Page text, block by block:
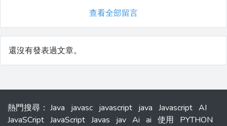
查看全部留言
還沒有發表過文章。
熱門搜尋 ： Java javasc javascript java Javascript AI
JavaSCript JavaScript Javas jav Ai ai 使用
PYTHON